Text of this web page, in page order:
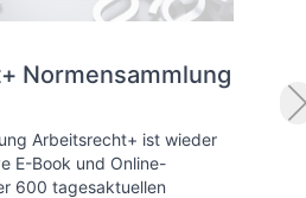
Normensammlung
Arbeitsrecht+ ist wieder
E-Book und Online-
600 tagesaktuellen